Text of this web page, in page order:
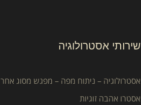
שירותי אסטרולוגיה
אסטרולוגיה – ניתוח מפה – מפגש מסוג אחר
אסטרו אהבה זוגיות